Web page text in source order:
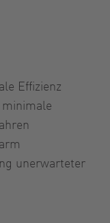
Effizienz
unerwarteter